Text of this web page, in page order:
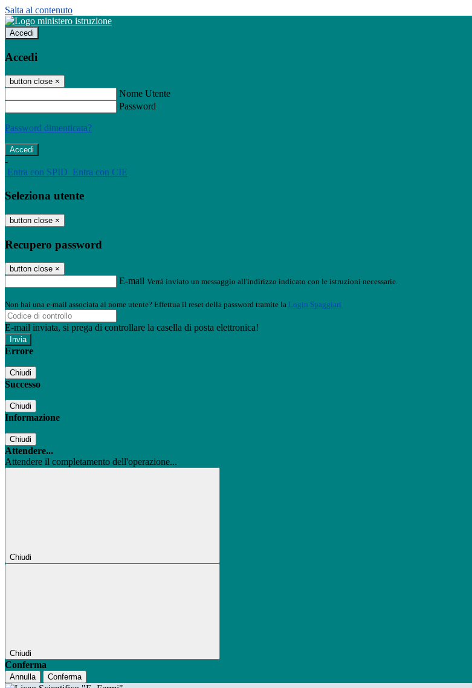
Salta al contenuto
Accedi
Accedi
button close ×
Nome Utente
Password
Password dimenticata?
-
Entra con SPID Entra con CIE
Seleziona utente
button close ×
Recupero password
button close ×
E-mail Verrà inviato un messaggio all'indirizzo indicato con le istruzioni necessarie.
Non hai una e-mail associata al nome utente? Effettua il reset della password tramite la Login Spaggiari
E-mail inviata, si prega di controllare la casella di posta elettronica!
Errore
Chiudi
Successo
Chiudi
Informazione
Chiudi
Attendere...
Attendere il completamento dell'operazione...
Chiudi
Chiudi
Conferma
Annulla Conferma